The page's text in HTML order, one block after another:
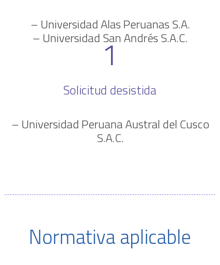
– Universidad Alas Peruanas S.A.
– Universidad San Andrés S.A.C.
1
Solicitud desistida
– Universidad Peruana Austral del Cusco
S.A.C.
Normativa aplicable